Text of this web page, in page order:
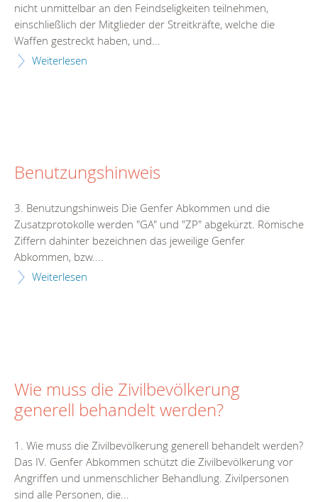
nicht unmittelbar an den Feindseligkeiten teilnehmen,
einschließlich der Mitglieder der Streitkräfte, welche die
Waffen gestreckt haben, und...
Weiterlesen
Benutzungshinweis
3. Benutzungshinweis Die Genfer Abkommen und die
Zusatzprotokolle werden "GA" und "ZP" abgekürzt. Römische
Ziffern dahinter bezeichnen das jeweilige Genfer
Abkommen, bzw....
Weiterlesen
Wie muss die Zivilbevölkerung
generell behandelt werden?
1. Wie muss die Zivilbevölkerung generell behandelt werden?
Das IV. Genfer Abkommen schützt die Zivilbevölkerung vor
Angriffen und unmenschlicher Behandlung. Zivilpersonen
sind alle Personen, die...